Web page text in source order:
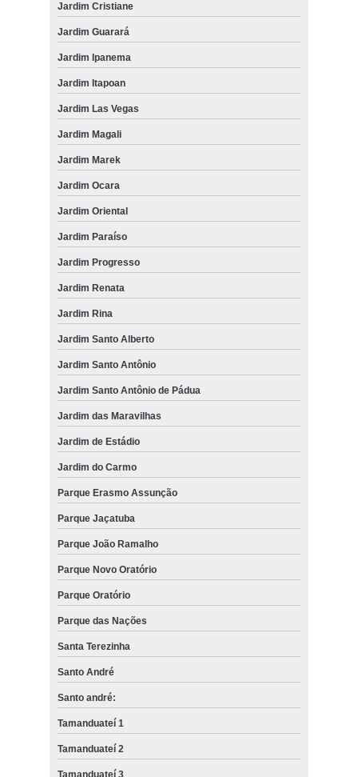
Jardim Cristiane
Jardim Guarará
Jardim Ipanema
Jardim Itapoan
Jardim Las Vegas
Jardim Magali
Jardim Marek
Jardim Ocara
Jardim Oriental
Jardim Paraíso
Jardim Progresso
Jardim Renata
Jardim Rina
Jardim Santo Alberto
Jardim Santo Antônio
Jardim Santo Antônio de Pádua
Jardim das Maravilhas
Jardim de Estádio
Jardim do Carmo
Parque Erasmo Assunção
Parque Jaçatuba
Parque João Ramalho
Parque Novo Oratório
Parque Oratório
Parque das Nações
Santa Terezinha
Santo André
Santo andré:
Tamanduateí 1
Tamanduateí 2